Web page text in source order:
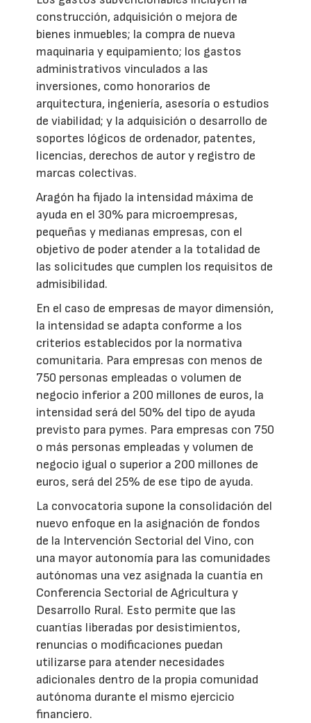
construcción, adquisición o mejora de
bienes inmuebles; la compra de nueva
maquinaria y equipamiento; los gastos
administrativos vinculados a las
inversiones, como honorarios de
arquitectura, ingeniería, asesoría o estudios
de viabilidad; y la adquisición o desarrollo de
soportes lógicos de ordenador, patentes,
licencias, derechos de autor y registro de
marcas colectivas.
Aragón ha fijado la intensidad máxima de
ayuda en el 30% para microempresas,
pequeñas y medianas empresas, con el
objetivo de poder atender a la totalidad de
las solicitudes que cumplen los requisitos de
admisibilidad.
En el caso de empresas de mayor dimensión,
la intensidad se adapta conforme a los
criterios establecidos por la normativa
comunitaria. Para empresas con menos de
750 personas empleadas o volumen de
negocio inferior a 200 millones de euros, la
intensidad será del 50% del tipo de ayuda
previsto para pymes. Para empresas con 750
o más personas empleadas y volumen de
negocio igual o superior a 200 millones de
euros, será del 25% de ese tipo de ayuda.
La convocatoria supone la consolidación del
nuevo enfoque en la asignación de fondos
de la Intervención Sectorial del Vino, con
una mayor autonomía para las comunidades
autónomas una vez asignada la cuantía en
Conferencia Sectorial de Agricultura y
Desarrollo Rural. Esto permite que las
cuantías liberadas por desistimientos,
renuncias o modificaciones puedan
utilizarse para atender necesidades
adicionales dentro de la propia comunidad
autónoma durante el mismo ejercicio
financiero.